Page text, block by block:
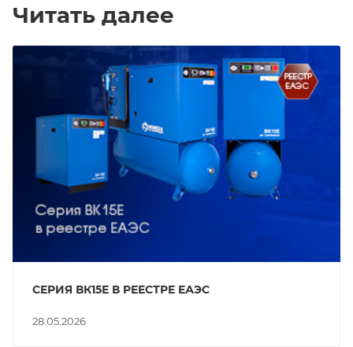
Читать далее
28.05.2026
СЕРИЯ ВК15Е В РЕЕСТРЕ ЕАЭС